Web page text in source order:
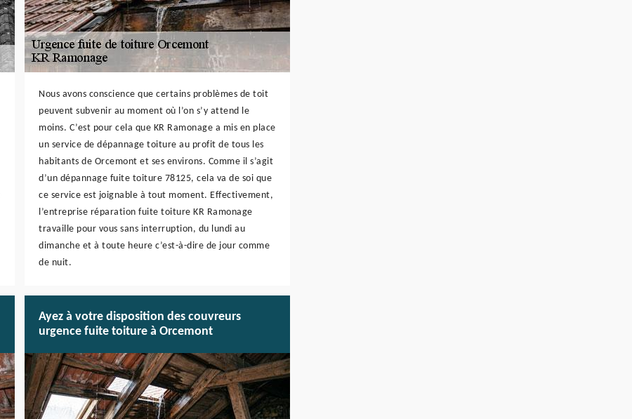
Nous avons conscience que certains problèmes de toit
peuvent subvenir au moment où l’on s’y attend le
moins. C’est pour cela que KR Ramonage a mis en place
un service de dépannage toiture au profit de tous les
habitants de Orcemont et ses environs. Comme il s’agit
d’un dépannage fuite toiture 78125, cela va de soi que
ce service est joignable à tout moment. Effectivement,
l’entreprise réparation fuite toiture KR Ramonage
travaille pour vous sans interruption, du lundi au
dimanche et à toute heure c’est-à-dire de jour comme
de nuit.
Ayez à votre disposition des couvreurs
urgence fuite toiture à Orcemont